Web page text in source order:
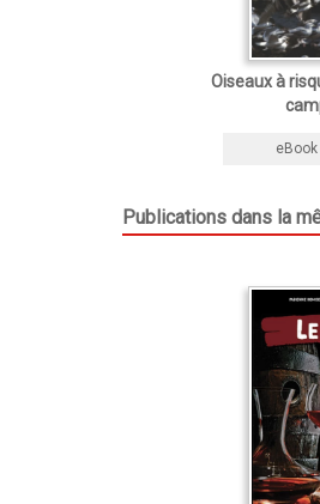
Oiseaux à
eBook
Publications dans la